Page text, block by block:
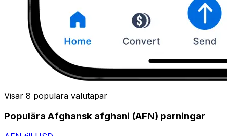
Visar 8 populära valutapar
Populära Afghansk afghani (AFN) parningar